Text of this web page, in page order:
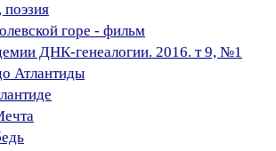
горе - фильм
ДНК-генеалогии. 2016. т 9, №1
Атлантиды